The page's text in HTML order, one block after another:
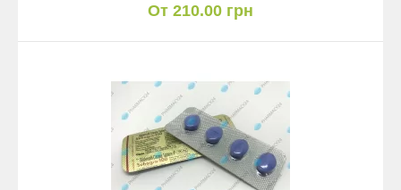
От 210.00 грн